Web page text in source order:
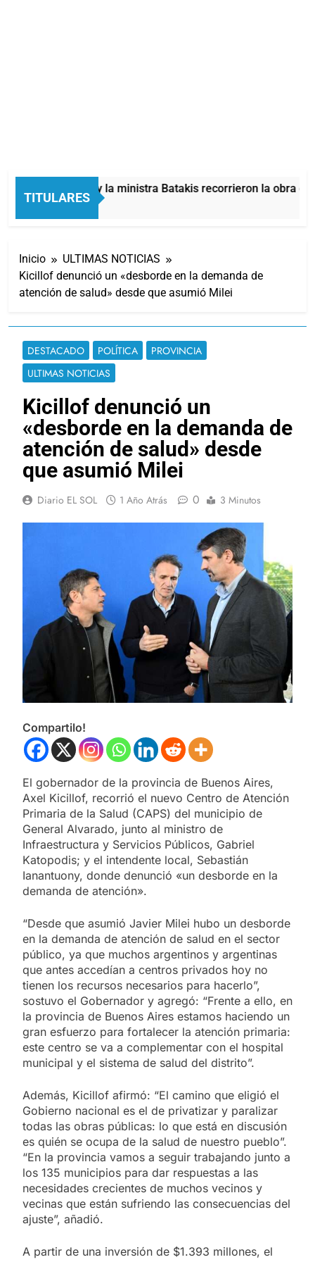
TITULARES
Mayra, Mieri y la ministra Batakis recorrieron la obra de
28 Minutos Atrás
Inicio
ULTIMAS NOTICIAS
Kicillof denunció un «desborde en la demanda de
atención de salud» desde que asumió Milei
DESTACADO POLÍTICA
PROVINCIA
ULTIMAS NOTICIAS
Kicillof denunció un
«desborde en la demanda de
atención de salud» desde
que asumió Milei
Diario EL SOL 1 Año Atrás 0 3 Minutos
Compartilo!
El gobernador de la provincia de Buenos Aires,
Axel Kicillof, recorrió el nuevo Centro de Atención
Primaria de la Salud (CAPS) del municipio de
General Alvarado, junto al ministro de
Infraestructura y Servicios Públicos, Gabriel
Katopodis; y el intendente local, Sebastián
Ianantuony, donde denunció «un desborde en la
demanda de atención».
“Desde que asumió Javier Milei hubo un desborde
en la demanda de atención de salud en el sector
público, ya que muchos argentinos y argentinas
que antes accedían a centros privados hoy no
tienen los recursos necesarios para hacerlo”,
sostuvo el Gobernador y agregó: “Frente a ello, en
la provincia de Buenos Aires estamos haciendo un
gran esfuerzo para fortalecer la atención primaria:
este centro se va a complementar con el hospital
municipal y el sistema de salud del distrito”.
Además, Kicillof afirmó: “El camino que eligió el
Gobierno nacional es el de privatizar y paralizar
todas las obras públicas: lo que está en discusión
es quién se ocupa de la salud de nuestro pueblo”.
“En la provincia vamos a seguir trabajando junto a
los 135 municipios para dar respuestas a las
necesidades crecientes de muchos vecinos y
vecinas que están sufriendo las consecuencias del
ajuste”, añadió.
A partir de una inversión de $1.393 millones, el